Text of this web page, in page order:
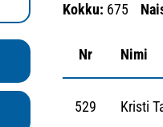
Kokku: 675
Nr Nimi
529 Kristi